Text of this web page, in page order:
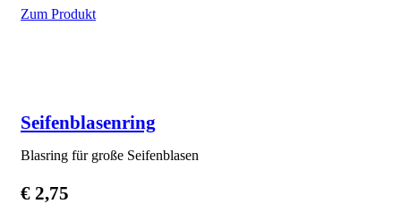
Zum Produkt
Seifenblasenring
Blasring für große Seifenblasen
€ 2,75